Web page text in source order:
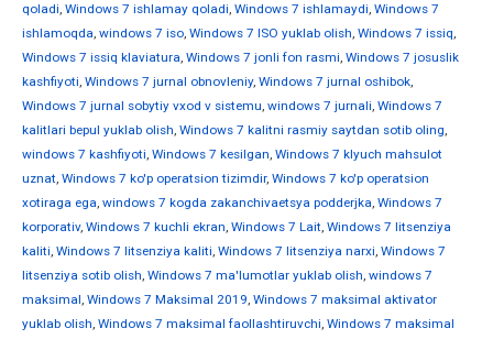
qoladi, Windows 7 ishlamay qoladi, Windows 7 ishlamaydi, Windows 7
ishlamoqda, windows 7 iso, Windows 7 ISO yuklab olish, Windows 7 issiq,
Windows 7 issiq klaviatura, Windows 7 jonli fon rasmi, Windows 7 josuslik
kashfiyoti, Windows 7 jurnal obnovleniy, Windows 7 jurnal oshibok,
Windows 7 jurnal sobytiy vxod v sistemu, windows 7 jurnali, Windows 7
kalitlari bepul yuklab olish, Windows 7 kalitni rasmiy saytdan sotib oling,
windows 7 kashfiyoti, Windows 7 kesilgan, Windows 7 klyuch mahsulot
uznat, Windows 7 ko'p operatsion tizimdir, Windows 7 ko'p operatsion
xotiraga ega, windows 7 kogda zakanchivaetsya podderjka, Windows 7
korporativ, Windows 7 kuchli ekran, Windows 7 Lait, Windows 7 litsenziya
kaliti, Windows 7 litsenziya kaliti, Windows 7 litsenziya narxi, Windows 7
litsenziya sotib olish, Windows 7 ma'lumotlar yuklab olish, windows 7
maksimal, Windows 7 Maksimal 2019, Windows 7 maksimal aktivator
yuklab olish, Windows 7 maksimal faollashtiruvchi, Windows 7 maksimal